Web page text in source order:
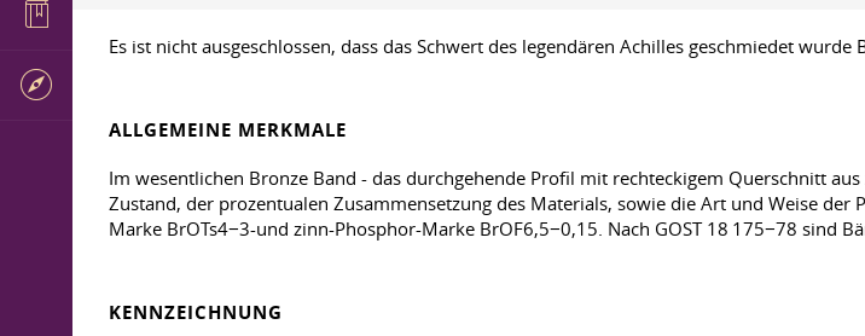
Es ist nicht ausgeschlossen, dass das Schwert des legendären Achilles geschmiedet
ALLGEMEINE MERKMALE
Im wesentlichen Bronze Band - das durchgehende Profil mit rechteckigem Querschnitt
Zustand, der prozentualen Zusammensetzung des Materials, sowie die Art und Weise
Marke BrOTs4−3-und zinn-Phosphor-Marke BrOF6,5−0,15. Nach GOST 18 175−78 sind
KENNZEICHNUNG